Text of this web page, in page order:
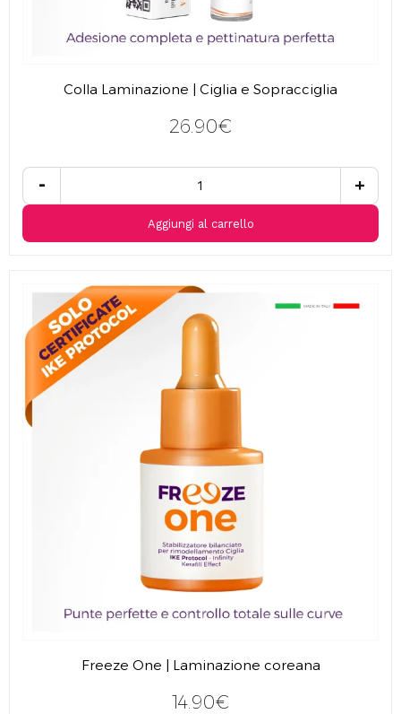
Colla Laminazione | Ciglia e Sopracciglia
26.90€
- +
Aggiungi al carrello
Freeze One | Laminazione coreana
14.90€